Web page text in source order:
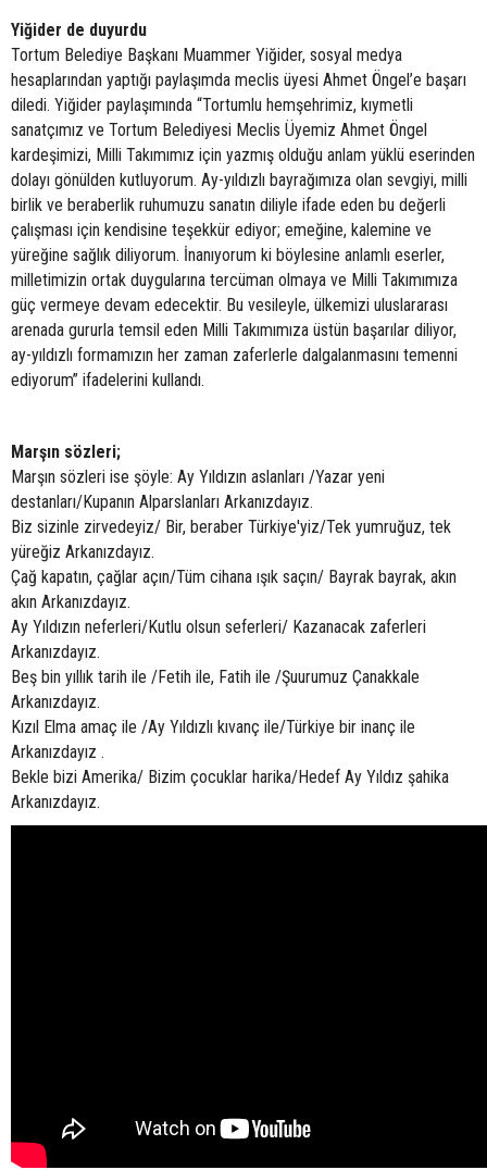
Yiğider de duyurdu
Tortum Belediye Başkanı Muammer Yiğider, sosyal medya
hesaplarından yaptığı paylaşımda meclis üyesi Ahmet Öngel’e başarı
diledi. Yiğider paylaşımında “Tortumlu hemşehrimiz, kıymetli
sanatçımız ve Tortum Belediyesi Meclis Üyemiz Ahmet Öngel
kardeşimizi, Milli Takımımız için yazmış olduğu anlam yüklü eserinden
dolayı gönülden kutluyorum. Ay-yıldızlı bayrağımıza olan sevgiyi, milli
birlik ve beraberlik ruhumuzu sanatın diliyle ifade eden bu değerli
çalışması için kendisine teşekkür ediyor; emeğine, kalemine ve
yüreğine sağlık diliyorum. İnanıyorum ki böylesine anlamlı eserler,
milletimizin ortak duygularına tercüman olmaya ve Milli Takımımıza
güç vermeye devam edecektir. Bu vesileyle, ülkemizi uluslararası
arenada gururla temsil eden Milli Takımımıza üstün başarılar diliyor,
ay-yıldızlı formamızın her zaman zaferlerle dalgalanmasını temenni
ediyorum” ifadelerini kullandı.
Marşın sözleri;
Marşın sözleri ise şöyle: Ay Yıldızın aslanları /Yazar yeni
destanları/Kupanın Alparslanları Arkanızdayız.
Biz sizinle zirvedeyiz/ Bir, beraber Türkiye'yiz/Tek yumruğuz, tek
yüreğiz Arkanızdayız.
Çağ kapatın, çağlar açın/Tüm cihana ışık saçın/ Bayrak bayrak, akın
akın Arkanızdayız.
Ay Yıldızın neferleri/Kutlu olsun seferleri/ Kazanacak zaferleri
Arkanızdayız.
Beş bin yıllık tarih ile /Fetih ile, Fatih ile /Şuurumuz Çanakkale
Arkanızdayız.
Kızıl Elma amaç ile /Ay Yıldızlı kıvanç ile/Türkiye bir inanç ile
Arkanızdayız .
Bekle bizi Amerika/ Bizim çocuklar harika/Hedef Ay Yıldız şahika
Arkanızdayız.